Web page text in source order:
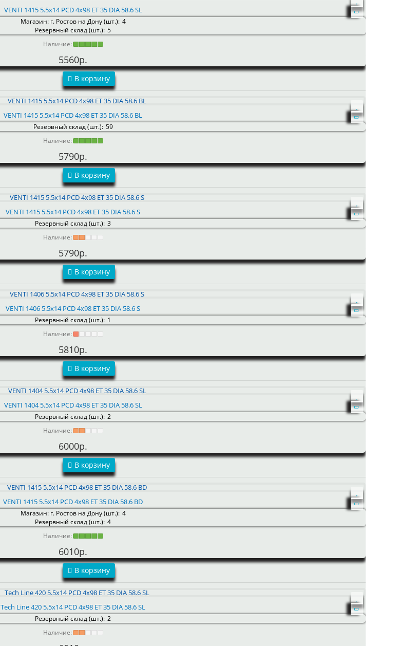
VENTI 1415 5.5x14 PCD 4x98 ET 35 DIA 58.6 SL
Магазин: г. Ростов на Дону (шт.): 4
Резервный склад (шт.): 5
Наличие:
5560р.
В корзину
VENTI 1415 5.5x14 PCD 4x98 ET 35 DIA 58.6 BL
Резервный склад (шт.): 59
Наличие:
5790р.
В корзину
VENTI 1415 5.5x14 PCD 4x98 ET 35 DIA 58.6 S
Резервный склад (шт.): 3
Наличие:
5790р.
В корзину
VENTI 1406 5.5x14 PCD 4x98 ET 35 DIA 58.6 S
Резервный склад (шт.): 1
Наличие:
5810р.
В корзину
VENTI 1404 5.5x14 PCD 4x98 ET 35 DIA 58.6 SL
Резервный склад (шт.): 2
Наличие:
6000р.
В корзину
VENTI 1415 5.5x14 PCD 4x98 ET 35 DIA 58.6 BD
Магазин: г. Ростов на Дону (шт.): 4
Резервный склад (шт.): 4
Наличие:
6010р.
В корзину
Tech Line 420 5.5x14 PCD 4x98 ET 35 DIA 58.6 SL
Резервный склад (шт.): 2
Наличие: